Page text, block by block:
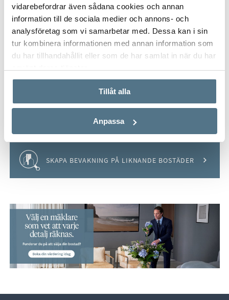
vidarebefordrar även sådana cookies och annan
information till de sociala medier och annons- och
analysföretag som vi samarbetar med. Dessa kan i sin
tur kombinera informationen med annan information som
du har tillhandahållit eller som de har samlat in när du har
Tillåt alla
Anpassa
OM BROMMA - MARIEHÄLL
VISA INNEHÅLL
KARTA
VISA INNEHÅLL
VISA INNEHÅLL
Håll koll på detta objekt
SKAPA BEVAKNING PÅ LIKNANDE BOSTÄDER